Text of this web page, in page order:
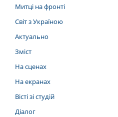
Митці на фронті
Світ з Україною
Актуально
Зміст
На сценах
На екранах
Вісті зі студій
Діалог